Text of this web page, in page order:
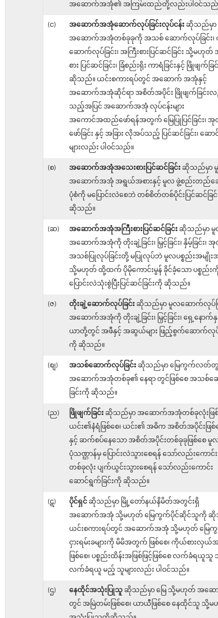
အဆောက်အအုံ၏ အကြမ်းထည်တို့လည်းပါဝင်သည်
(င) အဆောက်အအုံဆောက်လုပ်ခြင်းလုပ်ငန်းဆိုသည်မှာ
အဆောက်အအုံတစ်ခုခုကို အသစ် ဆောက်လုပ်ခြင်း၊
ဆောက်လုပ်ခြင်း၊ အကြီးစားပြင်ဆင်ခြင်း သို့မဟုတ်
စား ပြင်ဆင်ခြင်း၊ ခြံစည်းရိုး ကာရံခြင်းနှင့် ဖြိုဖျက်ခြ
ဆိုသည်။ ယင်းစကားရပ်တွင် အဆောက် အအုံနှင့်
အဆောက်အအုံဆိုင်ရာ အစိတ်အပိုင်း ဖြိုဖျက်ခြင်းလ
သည့်အပြင် အဆောက်အအုံ လုပ်ငန်းများ
အကောင်အထည်ဖော်ရန်အတွက် မြေပြုပြင်ခြင်း၊ အု
ဖော်ခြင်း နှင့် အခြား လိုအပ်သည့် ပြင်ဆင်ခြင်း၊ ဆော
များလည်း ပါဝင်သည်။
(စ) အဆောက်အအုံအသေးစားပြင်ဆင်ခြင်းဆိုသည်မှာ
အဆောက်အအုံ အရွယ်အစားနှင့် မူလ ဖွဲ့စည်းတည်ဆ
ပုံစံကို မပြောင်းလဲစေဘဲ တစ်စိတ်တစ်ပိုင်းပြင်ဆင်ခြ
ဆိုသည်။
(ဆ) အဆောက်အအုံအကြီးစားပြင်ဆင်ခြင်းဆိုသည်မှာ
အဆောက်အအုံကို တိုးချဲ့ခြင်း၊ မြှင့်ခြင်း၊ နှိမ့်ခြင်း၊ အု
အသစ်ပြုလုပ်ခြင်းတို့ မပြုလုပ်ဘဲ မူလပစ္စည်းအမျိုးအ
သို့မဟုတ် ထို့ထက် ပိုမိုကောင်းမွန် ခိုင်ခံ့သော ပစ္စည်း
ပြောင်းလဲသုံးစွဲပြီးပြင်ဆင်ခြင်းကို ဆိုသည်။
(ဇ) တိုးချဲ့ဆောက်လုပ်ခြင်းဆိုသည်မှာ မူလဆောက်လုပ်ပ
အဆောက်အအုံကို တိုးချဲ့ခြင်း၊ မြှင့်ခြင်း၊ ရှေ့နောက်
ယာတို့တွင် အဖီနှင့် အဆွယ်များ ဖြည့်စွက်ဆောက်လုပ်
ကို ဆိုသည်။
(စျ) အသစ်ဆောက်လုပ်ခြင်းဆိုသည်မှာ မြေကွက်လတ်တွင်
အဆောက်အအုံတစ်ခု၏ နေရာ တွင်ဖြစ်စေ အသစ်
ခြင်းကို ဆိုသည်။
(ည) ဖြိုဖျက်ခြင်းဆိုသည်မှာ အဆောက်အအုံတစ်ခုလုံးဖြစ်
ယင်း၏နံရံဖြစ်စေ၊ ယင်း၏ အဓိက အစိတ်အပိုင်းဖြစ်စ
နှင့် ဆက်စပ်နေသော အစိတ်အပိုင်းတစ်ခုခုဖြစ်စေ မူ
ပုံသဏ္ဌာန်မှ ပြောင်းလဲသွားစေရန် သော်လည်းကောင်
တစ်ခုလုံး ပျက်ယွင်းသွားစေရန် သော်လည်းကောင်း
ဆောင်ရွက်ခြင်းကို ဆိုသည်။
(ဋ) ပိုင်ရှင်ဆိုသည်မှာ မြို့တော်နယ်နိမိတ်အတွင်းရှိ
အဆောက်အအုံ သို့မဟုတ် မြေကွက်ပိုင်ဆိုင်သူကို ဆို
ယင်းစကားရပ်တွင် အဆောက်အအုံ သို့မဟုတ် မြေ
ငှားရမ်းခများကို မိမိအတွက် ဖြစ်စေ၊ ကိုယ်စားလှယ်အ
ဖြစ်စေ၊ ပစ္စည်းထိန်းအဖြစ်ဖြင့်ဖြစ်စေ လက်ခံရ
လက်ခံရယူ မည့် သူများလည်း ပါဝင်သည်။
(ဌ) နေထိုင်အသုံးပြုသူဆိုသည်မှာ မြေ သို့မဟုတ် အဆ
တွင် အမြဲတမ်းဖြစ်စေ၊ ယာယီဖြစ်စေ နေထိုင်သူ သို့